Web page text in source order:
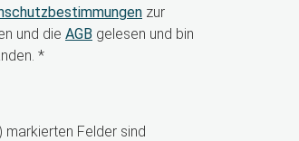
zur
und die AGB gelesen und bin
*
markierten Felder sind